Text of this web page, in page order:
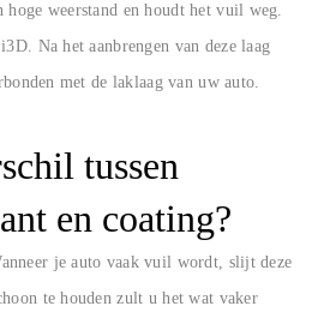
hoge weerstand en houdt het vuil weg.
Na het aanbrengen van deze laag
met de laklaag van uw auto.
tussen
en coating?
je auto vaak vuil wordt, slijt deze
te houden zult u het wat vaker